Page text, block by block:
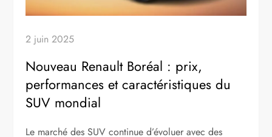
2 juin 2025
Nouveau Renault Boréal : prix,
performances et caractéristiques du
SUV mondial
Le marché des SUV continue d’évoluer avec des